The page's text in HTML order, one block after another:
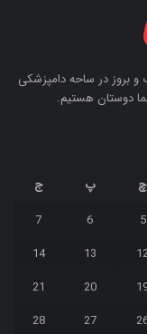
بروز در ساحه دامپزشکی
دوستان هستیم.
چ پ
ج
5
6
7
13
14
20
21
27
28